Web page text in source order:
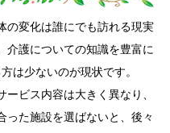
の変化は誰にでも訪れる現実
介護についての知識を豊富に
は少ないのが現状です。
ービス内容は大きく異なり、
った施設を選ばないと、後々